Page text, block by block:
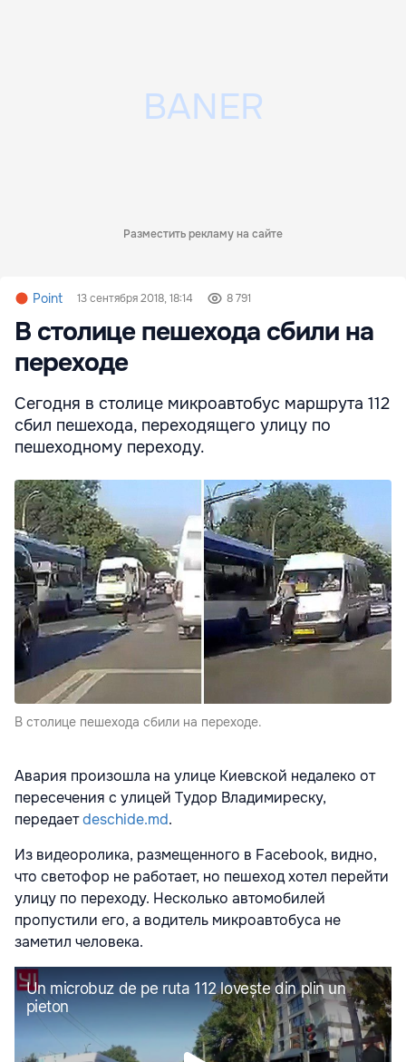
Разместить рекламу на сайте
Point 13 сентября 2018, 18:14 8 791
В столице пешехода сбили на
переходе
Сегодня в столице микроавтобус маршрута 112
сбил пешехода, переходящего улицу по
пешеходному переходу.
В столице пешехода сбили на переходе.
Авария произошла на улице Киевской недалеко от
пересечения с улицей Тудор Владимиреску,
передаетdeschide.md.
Из видеоролика, размещенного в Facebook, видно,
что светофор не работает, но пешеход хотел перейти
улицу по переходу. Несколько автомобилей
пропустили его, а водитель микроавтобуса не
заметил человека.